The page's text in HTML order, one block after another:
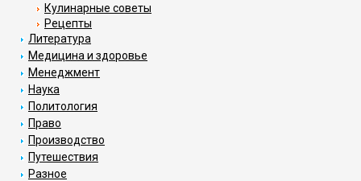
Кулинарные советы
Рецепты
Литература
Медицина и здоровье
Менеджмент
Наука
Политология
Право
Производство
Путешествия
Разное